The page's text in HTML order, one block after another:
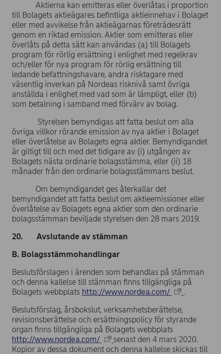
Aktierna kan emitteras eller överlåtas i proportion
till Bolagets aktieägares befintliga aktieinnehav i Bolaget
eller med avvikelse från aktieägarnas företrädesrätt
genom en riktad emission. Aktier som emitteras eller
överlåts på detta sätt kan användas (a) till Bolagets
program för rörlig ersättning i enlighet med regelkrav
och/eller för nya program för rörlig ersättning till
ledande befattningshavare, andra risktagare med
väsentlig inverkan på Nordeas risknivå samt övriga
anställda i enlighet med vad som är lämpligt, eller (b)
som betalning i samband med förvärv av bolag.
Styrelsen bemyndigas att fatta beslut om alla
övriga villkor rörande emission av nya aktier i Bolaget
eller överlåtelse av Bolagets egna aktier. Bemyndigandet
är giltigt till och med det tidigare av (i) utgången av
Bolagets nästa ordinarie bolagsstämma, eller (ii) 18
månader från den ordinarie bolagsstämmans beslut.
Om bemyndigandet ges återkallar det
bemyndigandet att fatta beslut om aktieemissioner eller
överlåtelse av Bolagets egna aktier som den ordinarie
bolagsstämman beviljade styrelsen den 28 mars 2019.
20. Avslutande av stämman
B. Bolagsstämmohandlingar
Beslutsförslagen i ärenden som behandlas på stämman
och denna kallelse till stämman finns tillgängliga på
Bolagets webbplats http://www.nordea.com/
.
Beslutsförslag, årsbokslut, verksamhetsberättelse,
revisionsberättelse och ersättningspolicy för styrande
organ finns tillgängliga på Bolagets webbplats
http://www.nordea.com/
senast den 4 mars 2020.
Kopior av dessa dokument och denna kallelse skickas till